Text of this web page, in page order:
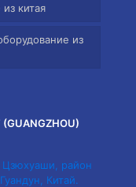
китая
из
(GUANGZHOU)
район
Китай.